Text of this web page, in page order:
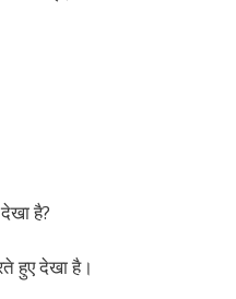
है?
हुए देखा है।